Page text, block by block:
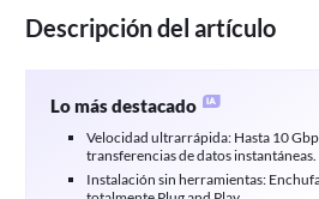
Descripción del artículo
Lo más destacado
Velocidad ultrarrápida: Hasta 10
transferencias de datos instantáneas.
Instalación sin herramientas: